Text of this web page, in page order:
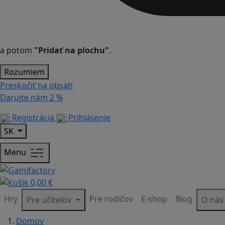
a potom "Pridať na plochu".
Rozumiem
Preskočiť na obsah
Darujte nám 2 %
Registrácia
Prihlásenie
SK
Menu
0,00 €
Hry
Pre učiteľov Pre rodičov E-shop Blog
O nás
Domov